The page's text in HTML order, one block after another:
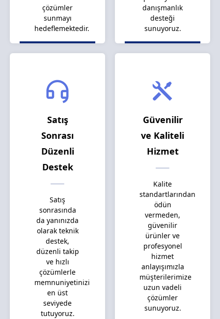
çözümler
sunmayı
hedeflemektedir.
danışmanlık
desteği
sunuyoruz.
Satış
Sonrası
Düzenli
Destek
Satış
sonrasında
da yanınızda
olarak teknik
destek,
düzenli takip
ve hızlı
çözümlerle
memnuniyetinizi
en üst
seviyede
tutuyoruz.
Güvenilir
ve Kaliteli
Hizmet
Kalite
standartlarından
ödün
vermeden,
güvenilir
ürünler ve
profesyonel
hizmet
anlayışımızla
müşterilerimize
uzun vadeli
çözümler
sunuyoruz.